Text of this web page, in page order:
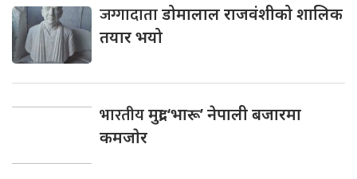
जग्गादाताडोमालाल राजवंशीको शालिक
तयार भयो
भारतीयमुद्रा ‘भारू’ नेपाली बजारमा
कमजाेर